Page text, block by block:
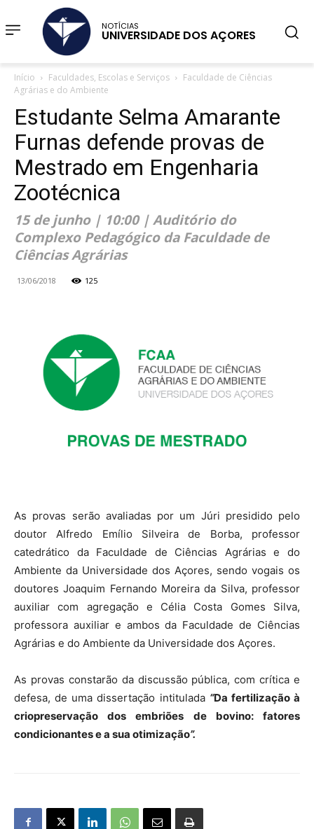
NOTÍCIAS
UNIVERSIDADE DOS AÇORES
Início Faculdades, Escolas e Serviços
Faculdade de Ciências
Agrárias e do Ambiente
Estudante Selma Amarante
Furnas defende provas de
Mestrado em Engenharia
Zootécnica
15 de junho | 10:00 | Auditório do
Complexo Pedagógico da Faculdade de
Ciências Agrárias
13/06/2018 125
As provas serão avaliadas por um Júri presidido pelo
doutor Alfredo Emílio Silveira de Borba, professor
catedrático da Faculdade de Ciências Agrárias e do
Ambiente da Universidade dos Açores, sendo vogais os
doutores Joaquim Fernando Moreira da Silva, professor
auxiliar com agregação e Célia Costa Gomes Silva,
professora auxiliar e ambos da Faculdade de Ciências
Agrárias e do Ambiente da Universidade dos Açores.
As provas constarão da discussão pública, com crítica e
defesa, de uma dissertação intitulada “Da fertilização à
criopreservação dos embriões de bovino: fatores
condicionantes e a sua otimização”.